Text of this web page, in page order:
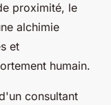
proximité, le
alchimie
et
humain.
consultant